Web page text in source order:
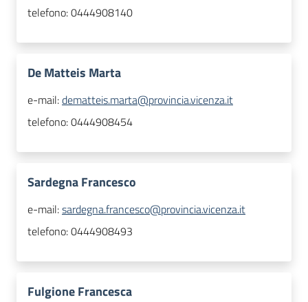
telefono:0444908140
De Matteis Marta
e-mail:dematteis.marta@provincia.vicenza.it
telefono:0444908454
Sardegna Francesco
e-mail:sardegna.francesco@provincia.vicenza.it
telefono:0444908493
Fulgione Francesca